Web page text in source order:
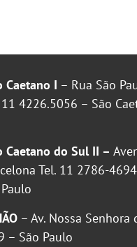
Caetano I – Rua São
11 4226.5056 – São
Caetano do Sul II –
Tel. 11 2786-
– Av. Nossa Senhora
– São Paulo